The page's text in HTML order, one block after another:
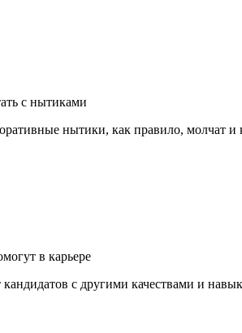
с нытиками
нытики, как правило, молчат и
в карьере
с другими качествами и